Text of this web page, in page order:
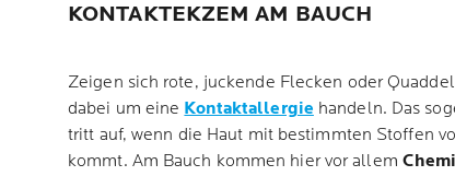
KONTAKTEKZEM AM BAUCH
Zeigen sich rote, juckende Flecken oder
dabei um eine Kontaktallergie handeln. Das
tritt auf, wenn die Haut mit bestimmten Stoffen
kommt. Am Bauch kommen hier vor allem